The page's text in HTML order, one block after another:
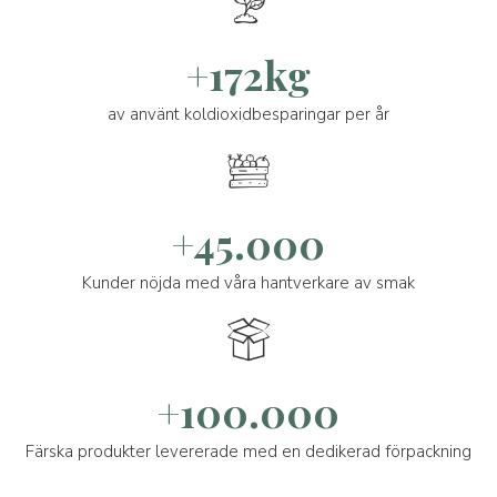
+172kg
av använt koldioxidbesparingar per år
+45.000
Kunder nöjda med våra hantverkare av smak
+100.000
Färska produkter levererade med en dedikerad förpackning